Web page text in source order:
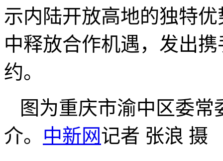
示内陆开放高地的独特
中释放合作机遇，发出
约。
图为重庆市渝中区委
介。 中新网记者 张浪 摄